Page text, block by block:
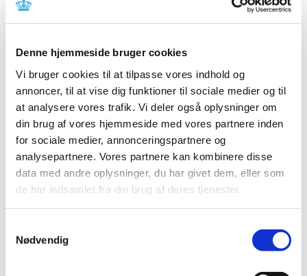
Denne hjemmeside bruger cookies
Vi bruger cookies til at tilpasse vores indhold og
annoncer, til at vise dig funktioner til sociale medier og til
at analysere vores trafik. Vi deler også oplysninger om
din brug af vores hjemmeside med vores partnere inden
for sociale medier, annonceringspartnere og
analysepartnere. Vores partnere kan kombinere disse
data med andre oplysninger, du har givet dem, eller som
de har indsamlet fra din brug af deres tjenester.
Nødvendig
2025 fra kl. 14.30 – 18.00 gå-hjem-møder om den
Nyt interaktivt kort giver patienter hurtigt
overblik over kliniske forsøg i EU
|5. marts 2025|
Med et nyt interaktivt kort kan både patienter og
sundhedsprofessionelle få et hurtigt aktuelt overblik
Kombinationsstudier med lægemiddelforsøg
national koordineret ansøgningsproces